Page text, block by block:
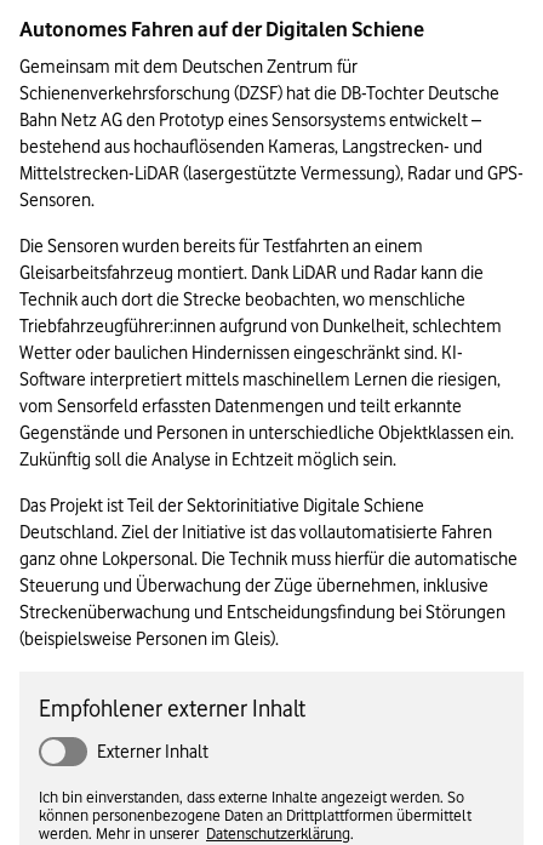
Autonomes Fahren auf der Digitalen Schiene
Gemeinsam mit dem Deutschen Zentrum für
Schienenverkehrsforschung (DZSF) hat die DB-Tochter Deutsche
Bahn Netz AG den Prototyp eines Sensorsystems entwickelt –
bestehend aus hochauflösenden Kameras, Langstrecken- und
Mittelstrecken-LiDAR (lasergestützte Vermessung), Radar und GPS-
Sensoren.
Die Sensoren wurden bereits für Testfahrten an einem
Gleisarbeitsfahrzeug montiert. Dank LiDAR und Radar kann die
Technik auch dort die Strecke beobachten, wo menschliche
Triebfahrzeugführer:innen aufgrund von Dunkelheit, schlechtem
Wetter oder baulichen Hindernissen eingeschränkt sind. KI-
Software interpretiert mittels maschinellem Lernen die riesigen,
vom Sensorfeld erfassten Datenmengen und teilt erkannte
Gegenstände und Personen in unterschiedliche Objektklassen ein.
Zukünftig soll die Analyse in Echtzeit möglich sein.
Das Projekt ist Teil der Sektorinitiative Digitale Schiene
Deutschland. Ziel der Initiative ist das vollautomatisierte Fahren
ganz ohne Lokpersonal. Die Technik muss hierfür die automatische
Steuerung und Überwachung der Züge übernehmen, inklusive
Streckenüberwachung und Entscheidungsfindung bei Störungen
(beispielsweise Personen im Gleis).
Empfohlener externer Inhalt
Externer Inhalt
Ich bin einverstanden, dass externe Inhalte angezeigt werden. So
können personenbezogene Daten an Drittplattformen übermittelt
werden. Mehr in unserer Datenschutzerklärung.